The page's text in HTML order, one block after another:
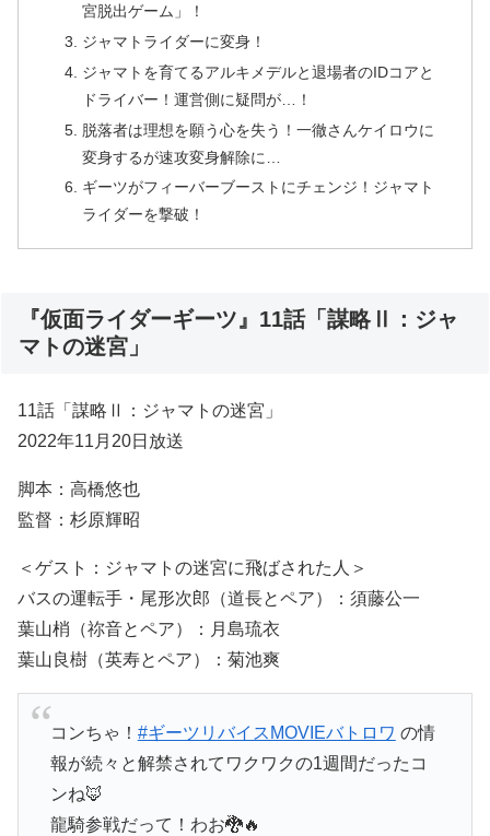
宮脱出ゲーム」！
ジャマトライダーに変身！
ジャマトを育てるアルキメデルと退場者のIDコアと
ドライバー！運営側に疑問が…！
脱落者は理想を願う心を失う！一徹さんケイロウに
変身するが速攻変身解除に…
ギーツがフィーバーブーストにチェンジ！ジャマト
ライダーを撃破！
『仮面ライダーギーツ』11話「謀略Ⅱ：ジャ
マトの迷宮」
11話「謀略Ⅱ：ジャマトの迷宮」
2022年11月20日放送
脚本：高橋悠也
監督：杉原輝昭
＜ゲスト：ジャマトの迷宮に飛ばされた人＞
バスの運転手・尾形次郎（道長とペア）：須藤公一
葉山梢（祢音とペア）：月島琉衣
葉山良樹（英寿とペア）：菊池爽
コンちゃ！ #ギーツリバイスMOVIEバトロワ の情
報が続々と解禁されてワクワクの1週間だったコ
ンね🦊
龍騎参戦だって！わお🐉🔥